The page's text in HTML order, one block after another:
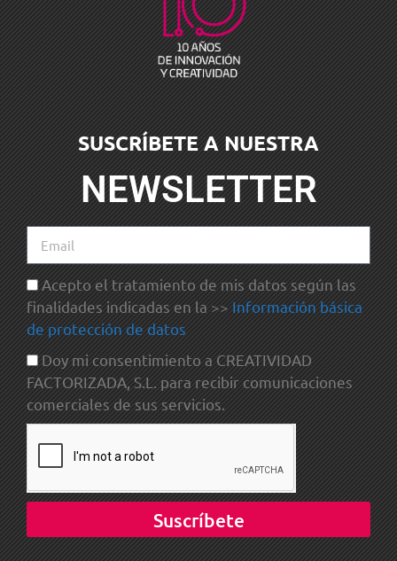
SUSCRÍBETE A NUESTRA
NEWSLETTER
Acepto el tratamiento de mis datos según las
finalidades indicadas en la >> Información básica
de protección de datos
Doy mi consentimiento a CREATIVIDAD
FACTORIZADA, S.L. para recibir comunicaciones
comerciales de sus servicios.
Suscríbete